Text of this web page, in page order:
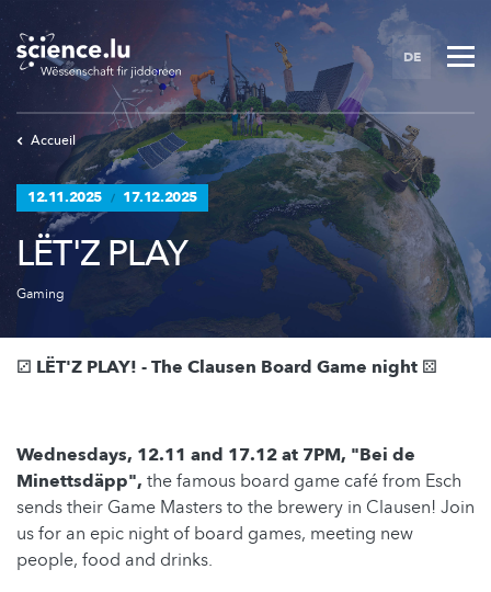
Skip
main
content
DE
Accueil
12.11.2025 / 17.12.2025
LËT'Z PLAY
Gaming
⚂ LËT'Z PLAY! - The Clausen Board Game night ⚄
Wednesdays, 12.11 and 17.12 at 7PM, "Bei de
Minettsdäpp", the famous board game café from Esch
sends their Game Masters to the brewery in Clausen! Join
us for an epic night of board games, meeting new
people, food and drinks.